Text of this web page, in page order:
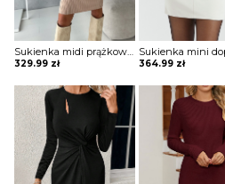
Sukienka midi prążkowana Adalciza
329.99 zł 364.99 zł